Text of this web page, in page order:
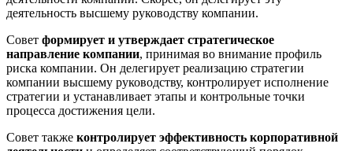
деятельность высшему руководству компании.
Совет формирует и утверждает стратегическое
направление компании, принимая во внимание профиль
риска компании. Он делегирует реализацию стратегии
компании высшему руководству, контролирует исполнение
стратегии и устанавливает этапы и контрольные точки
процесса достижения цели.
Совет также контролирует эффективность корпоративной